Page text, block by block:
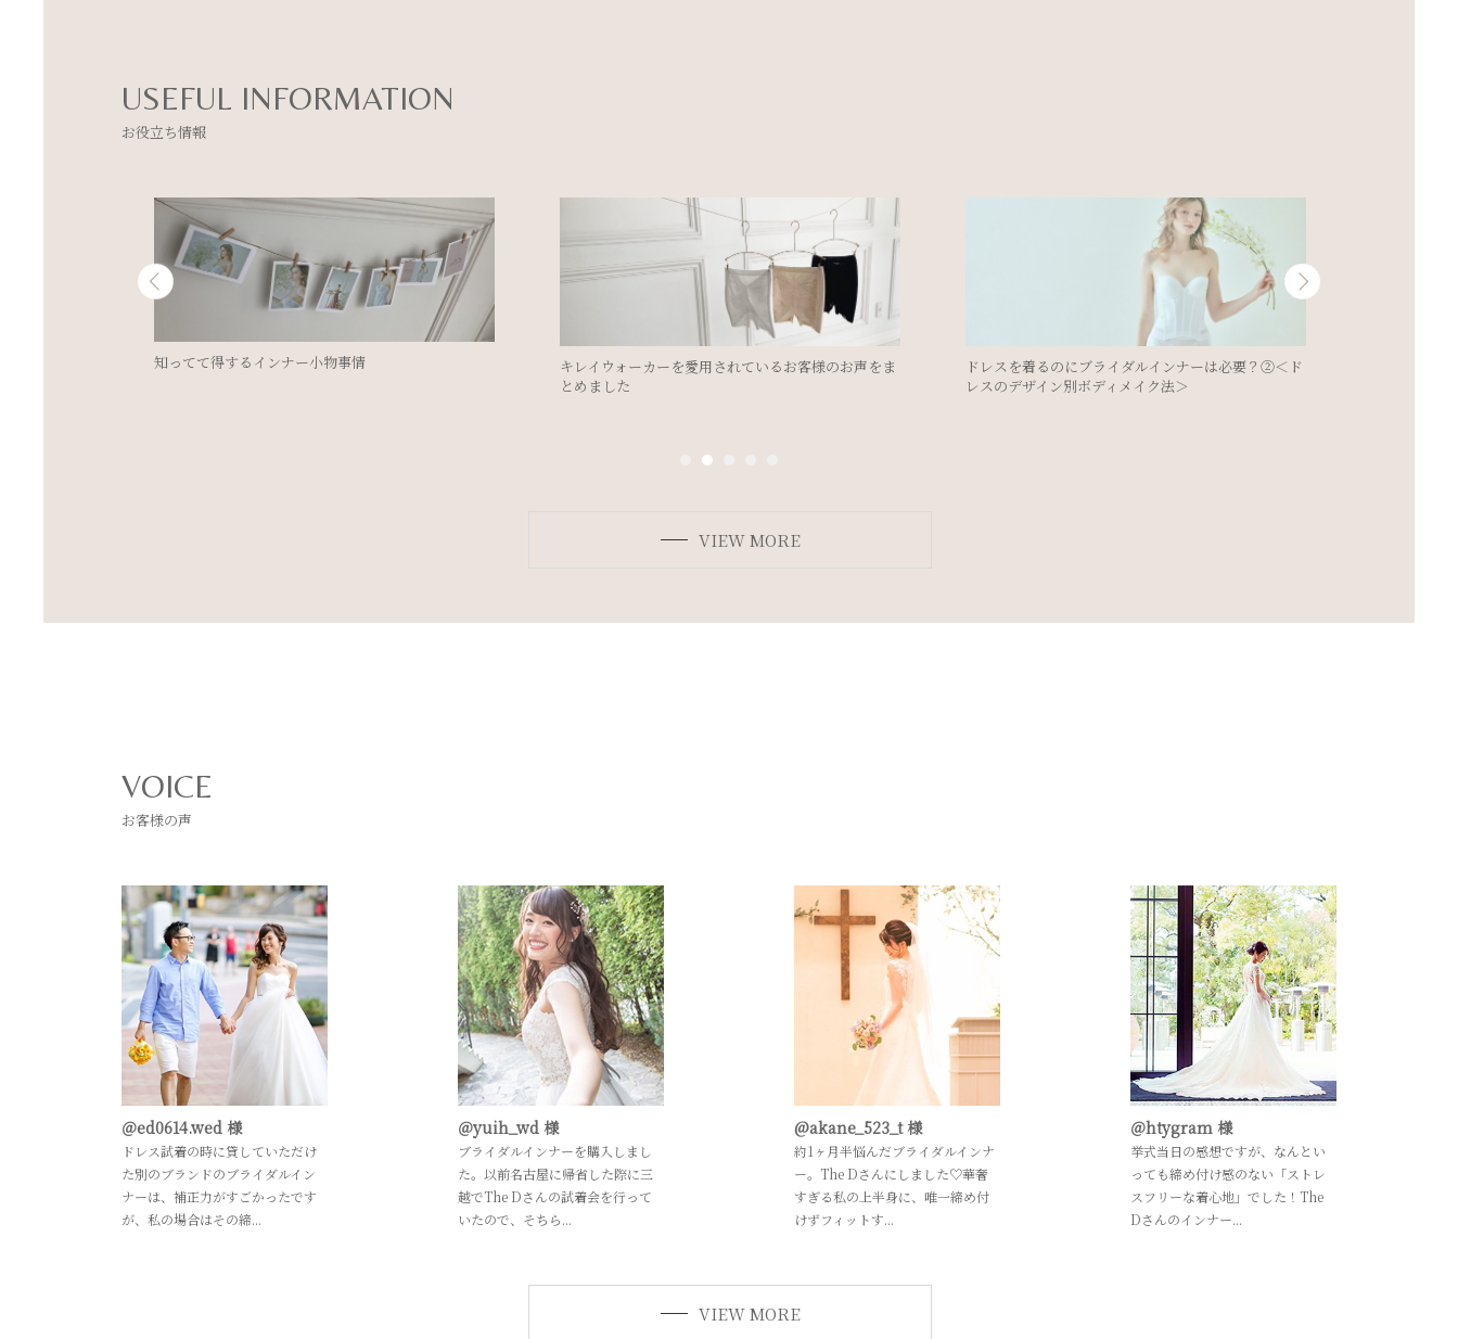
USEFUL INFORMATION
お役立ち情報
キレイウォーカーを愛用されているお客様のお声をま
ドレスを着るのにブライダルインナーは必要？②＜ド
レスのデザイン別ボディメイク法＞
ドレスを着るのにブライダルインナーは必要？
VIEW MORE
VOICE
お客様の声
＠ed0614.wed 様
ドレス試着の時に貸していただけ
た別のブランドのブライダルイン
ナーは、補正力がすごかったです
が、私の場合はその締...
＠yuih_wd 様
ブライダルインナーを購入しまし
た。以前名古屋に帰省した際に三
越でThe Dさんの試着会を行って
いたので、そちら...
@akane_523_t 様
約1ヶ月半悩んだブライダルインナ
ー。The Dさんにしました♡華奢
すぎる私の上半身に、唯一締め付
けずフィットす...
＠htygram 様
挙式当日の感想ですが、なんとい
っても締め付け感のない「ストレ
スフリーな着心地」でした！The
Dさんのインナー...
VIEW MORE